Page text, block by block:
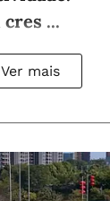
cres ...
Ver mais